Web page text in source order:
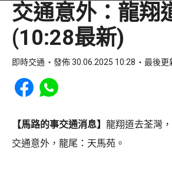
交通意外：龍翔
(10:28最新)
即時交通 發佈 30.06.2025 10:28 最後更
Share to Facebook
Share to WhatsApp
【馬路的事交通消息】 龍翔道去荃灣
交通意外，龍尾：天馬苑。